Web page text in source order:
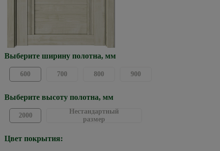
Выберите ширину полотна, мм
600 700 800 900
Выберите высоту полотна, мм
2000
Нестандартный
размер
Цвет покрытия: